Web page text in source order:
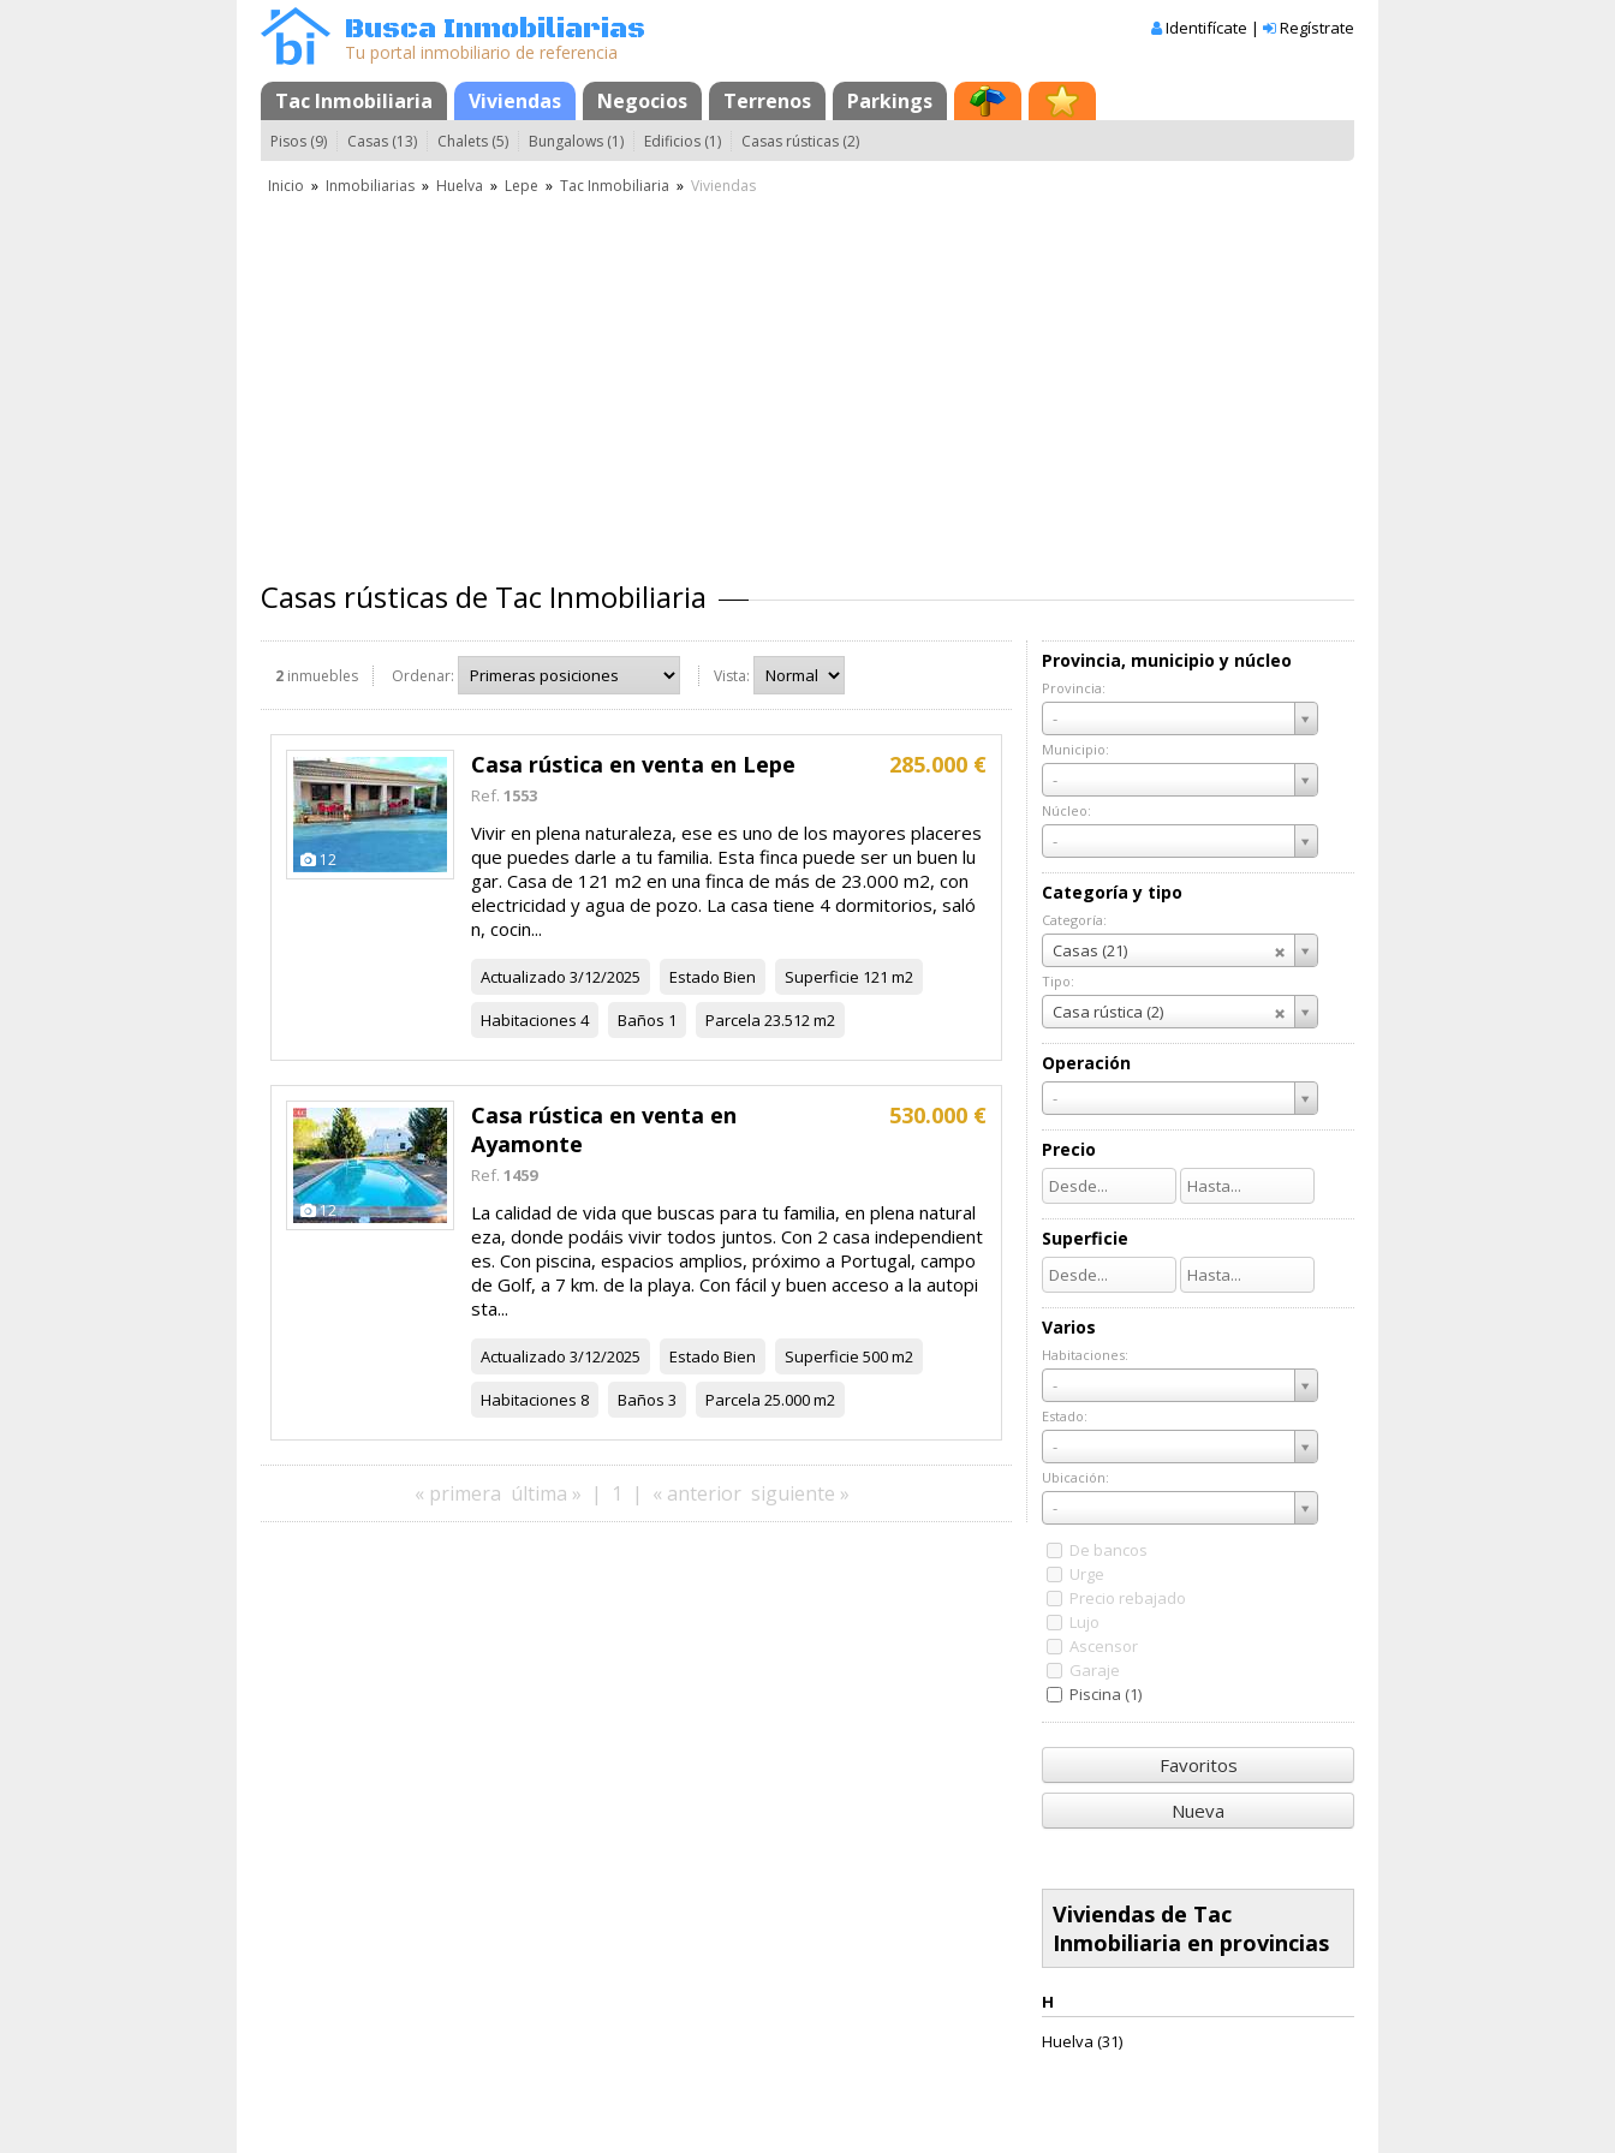
Busca Inmobiliarias
Tu portal inmobiliario de referencia
Identifícate | Regístrate
Tac Inmobiliaria Viviendas Negocios Terrenos Parkings
MapaFavoritos
Pisos (9) Casas (13) Chalets (5) Bungalows (1) Edificios (1) Casas rústicas (2)
Inicio » Inmobiliarias » Huelva » Lepe » Tac Inmobiliaria » Viviendas
Casas rústicas de Tac Inmobiliaria
Provincia, municipio y núcleo
Provincia:
-
Provincia:
Municipio:
-
Municipio:
Núcleo:
-
Núcleo:
Categoría y tipo
Categoría:
Casas (21)
Categoría:
Tipo:
Casa rústica (2)
Tipo:
Operación
-
Precio
Superficie
Varios
Habitaciones:
-
Habitaciones:
Estado:
-
Estado:
Ubicación:
-
Ubicación:
De bancos
Urge
Precio rebajado
Lujo
Ascensor
Garaje
Piscina (1)
Favoritos
Nueva
Viviendas de Tac
Inmobiliaria en provincias
H
Huelva (31)
2 inmuebles Ordenar: Vista:
12
285.000 €
Casa rústica en venta en Lepe
Ref. 1553
Vivir en plena naturaleza, ese es uno de los mayores placeres
que puedes darle a tu familia. Esta finca puede ser un buen lu
gar. Casa de 121 m2 en una finca de más de 23.000 m2, con
electricidad y agua de pozo. La casa tiene 4 dormitorios, saló
n, cocin...
Actualizado 3/12/2025 Estado Bien Superficie 121 m2
Habitaciones 4 Baños 1 Parcela 23.512 m2
12
530.000 €
Casa rústica en venta en
Ayamonte
Ref. 1459
La calidad de vida que buscas para tu familia, en plena natural
eza, donde podáis vivir todos juntos. Con 2 casa independient
es. Con piscina, espacios amplios, próximo a Portugal, campo
de Golf, a 7 km. de la playa. Con fácil y buen acceso a la autopi
sta...
Actualizado 3/12/2025 Estado Bien Superficie 500 m2
Habitaciones 8 Baños 3 Parcela 25.000 m2
« primera última » | 1 | « anterior siguiente »